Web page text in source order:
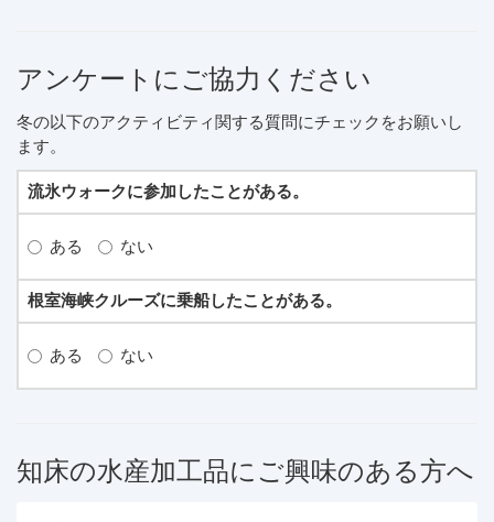
アンケートにご協力ください
冬の以下のアクティビティ関する質問にチェックをお願いし
ます。
流氷ウォークに参加したことがある。
ある ない
根室海峡クルーズに乗船したことがある。
ある ない
知床の水産加工品にご興味のある方へ